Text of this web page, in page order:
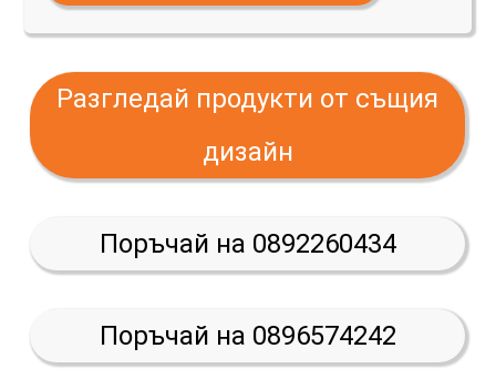
Разгледай продукти от същия
дизайн
Поръчай на 0892260434
Поръчай на 0896574242